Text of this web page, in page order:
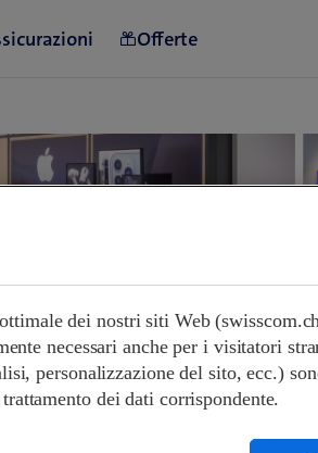
dei nostri siti Web
necessari anche per i visitatori
personalizzazione del sito, ecc.)
dei dati corrispondente.